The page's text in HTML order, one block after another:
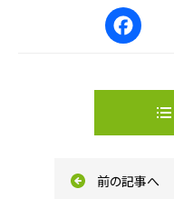
e
o
前の記事へ